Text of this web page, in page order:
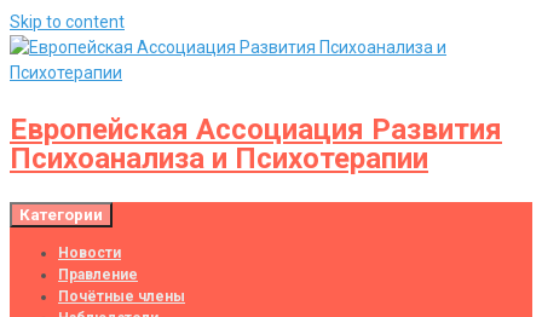
Skip to content
Европейская Ассоциация Развития
Психоанализа и Психотерапии
Категории
Новости
Правление
Почётные члены